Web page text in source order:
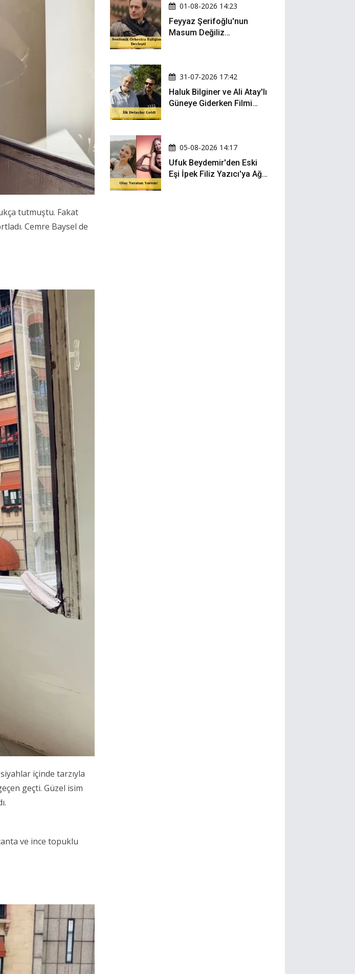
tutmuştu. Fakat
Cemre Baysel de
içinde tarzıyla
geçti. Güzel isim
ve ince topuklu
01-08-2026 14:23
Feyyaz Şerifoğlu'nun
Masum Değiliz
31-07-2026 17:42
Haluk Bilginer ve Ali Atay'lı
Güneye Giderken Filmi
05-08-2026 14:17
Ufuk Beydemir'den Eski
Eşi İpek Filiz Yazıcı'ya Ağır